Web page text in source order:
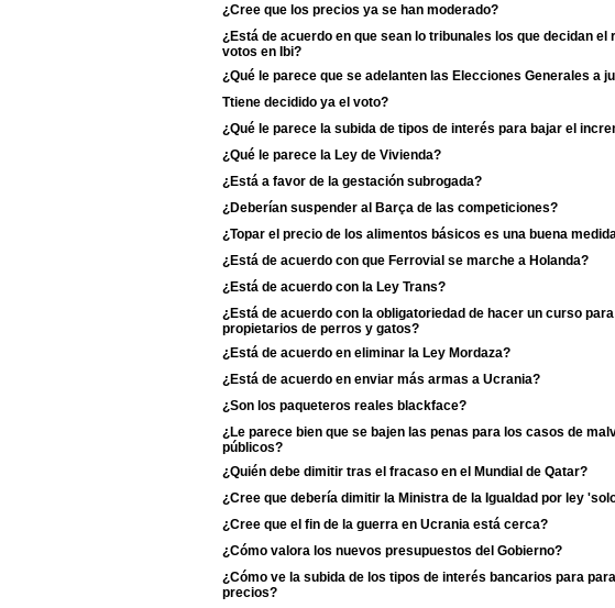
¿Cree que los precios ya se han moderado?
¿Está de acuerdo en que sean lo tribunales los que decidan el
votos en Ibi?
¿Qué le parece que se adelanten las Elecciones Generales a
Ttiene decidido ya el voto?
¿Qué le parece la subida de tipos de interés para bajar el
¿Qué le parece la Ley de Vivienda?
¿Está a favor de la gestación subrogada?
¿Deberían suspender al Barça de las competiciones?
¿Topar el precio de los alimentos básicos es una buena
¿Está de acuerdo con que Ferrovial se marche a Holanda?
¿Está de acuerdo con la Ley Trans?
¿Está de acuerdo con la obligatoriedad de hacer un curso
propietarios de perros y gatos?
¿Está de acuerdo en eliminar la Ley Mordaza?
¿Está de acuerdo en enviar más armas a Ucrania?
¿Son los paqueteros reales blackface?
¿Le parece bien que se bajen las penas para los casos de
públicos?
¿Quién debe dimitir tras el fracaso en el Mundial de Qatar?
¿Cree que debería dimitir la Ministra de la Igualdad por ley
¿Cree que el fin de la guerra en Ucrania está cerca?
¿Cómo valora los nuevos presupuestos del Gobierno?
¿Cómo ve la subida de los tipos de interés bancarios para
precios?